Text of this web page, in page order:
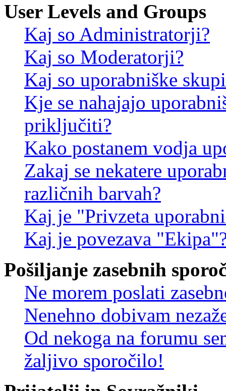
User Levels and Groups
Kaj so Administratorji?
Kaj so Moderatorji?
Kaj so uporabniške
Kje se nahajajo
priključiti?
Kako postanem vodja
Zakaj se nekatere
različnih barvah?
Kaj je "Privzeta
Kaj je povezava
Pošiljanje zasebnih
Ne morem poslati
Nenehno dobivam
Od nekoga na forumu
žaljivo sporočilo!